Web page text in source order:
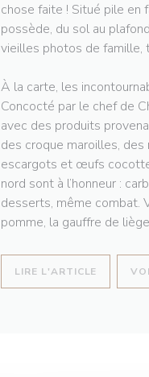
chose faite ! Situé pile en
possède, du sol au
vieilles photos de famille,
À la carte, les
Concocté par le chef de
avec des produits
des croque maroilles,
escargots et œufs
nord sont à l’honneur :
desserts, même combat.
pomme, la gauffre de
LIRE L'ARTICLE ((OUVRE